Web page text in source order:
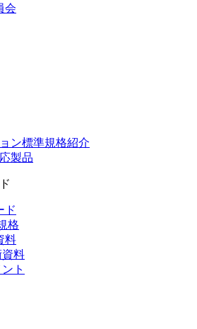
会
ン標準規格紹介
製品
ド
格
料
料
ト